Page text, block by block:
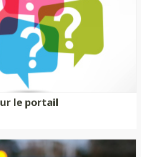
aucune peinture ni
anti-rouille.
le portail